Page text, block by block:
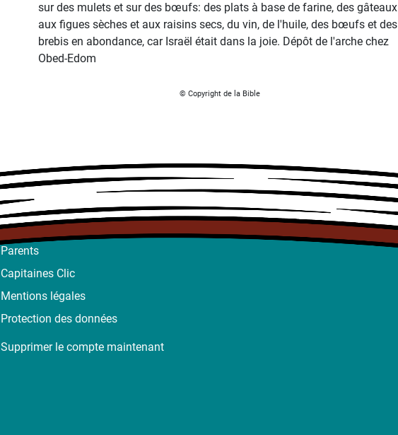
sur des mulets et sur des bœufs: des plats à base de farine, des gâteaux
aux figues sèches et aux raisins secs, du vin, de l'huile, des bœufs et des
brebis en abondance, car Israël était dans la joie. Dépôt de l'arche chez
Obed-Edom
© Copyright de la Bible
Parents
Capitaines Clic
Mentions légales
Protection des données
Supprimer le compte maintenant